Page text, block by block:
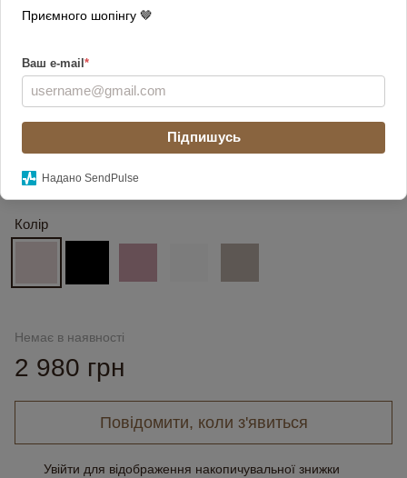
Приємного шопінгу 🤎
Ваш e-mail *
Підпишусь
Надано SendPulse
Колір
Немає в наявності
2 980 грн
Повідомити, коли з'явиться
Увійти для відображення накопичувальної знижки